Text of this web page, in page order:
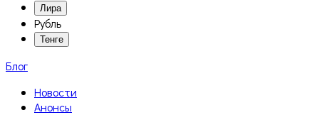
Лира
Рубль
Тенге
Блог
Новости
Анонсы